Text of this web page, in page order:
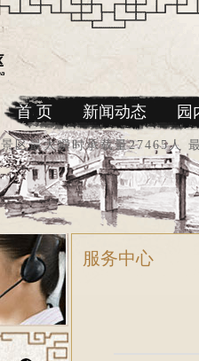
首 页 新闻动态 园
景区最大瞬时承载量27465人
服务中心